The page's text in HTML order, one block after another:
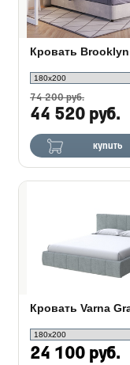
74 200 руб.
44 520 руб.
купить
24 100 руб.